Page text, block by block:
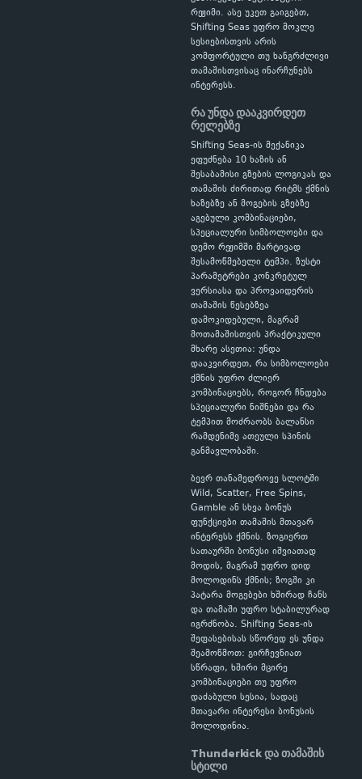
რეჟიმი. ასე უკეთ გაიგებთ,
Shifting Seas უფრო მოკლე
სესიებისთვის არის
კომფორტული თუ ხანგრძლივი
თამაშისთვისაც ინარჩუნებს
ინტერესს.
რა უნდა დააკვირდეთ
რელებზე
Shifting Seas-ის მექანიკა
ეფუძნება 10 ხაზის ან
შესაბამისი გზების ლოგიკას და
თამაშის ძირითად რიტმს ქმნის
ხაზებზე ან მოგების გზებზე
აგებული კომბინაციები,
სპეციალური სიმბოლოები და
დემო რეჟიმში მარტივად
შესამოწმებელი ტემპი. ზუსტი
პარამეტრები კონკრეტულ
ვერსიასა და პროვაიდერის
თამაშის წესებზეა
დამოკიდებული, მაგრამ
მოთამაშისთვის პრაქტიკული
მხარე ასეთია: უნდა
დააკვირდეთ, რა სიმბოლოები
ქმნის უფრო ძლიერ
კომბინაციებს, როგორ ჩნდება
სპეციალური ნიშნები და რა
ტემპით მოძრაობს ბალანსი
რამდენიმე ათეული სპინის
განმავლობაში.
ბევრ თანამედროვე სლოტში
Wild, Scatter, Free Spins,
Gamble ან სხვა ბონუს
ფუნქციები თამაშის მთავარ
ინტერესს ქმნის. ზოგიერთ
სათაურში ბონუსი იშვიათად
მოდის, მაგრამ უფრო დიდ
მოლოდინს ქმნის; ზოგში კი
პატარა მოგებები ხშირად ჩანს
და თამაში უფრო სტაბილურად
იგრძნობა. Shifting Seas-ის
შეფასებისას სწორედ ეს უნდა
შეამოწმოთ: გირჩევნიათ
სწრაფი, ხშირი მცირე
კომბინაციები თუ უფრო
დაძაბული სესია, სადაც
მთავარი ინტერესი ბონუსის
მოლოდინია.
Thunderkick და თამაშის
სტილი